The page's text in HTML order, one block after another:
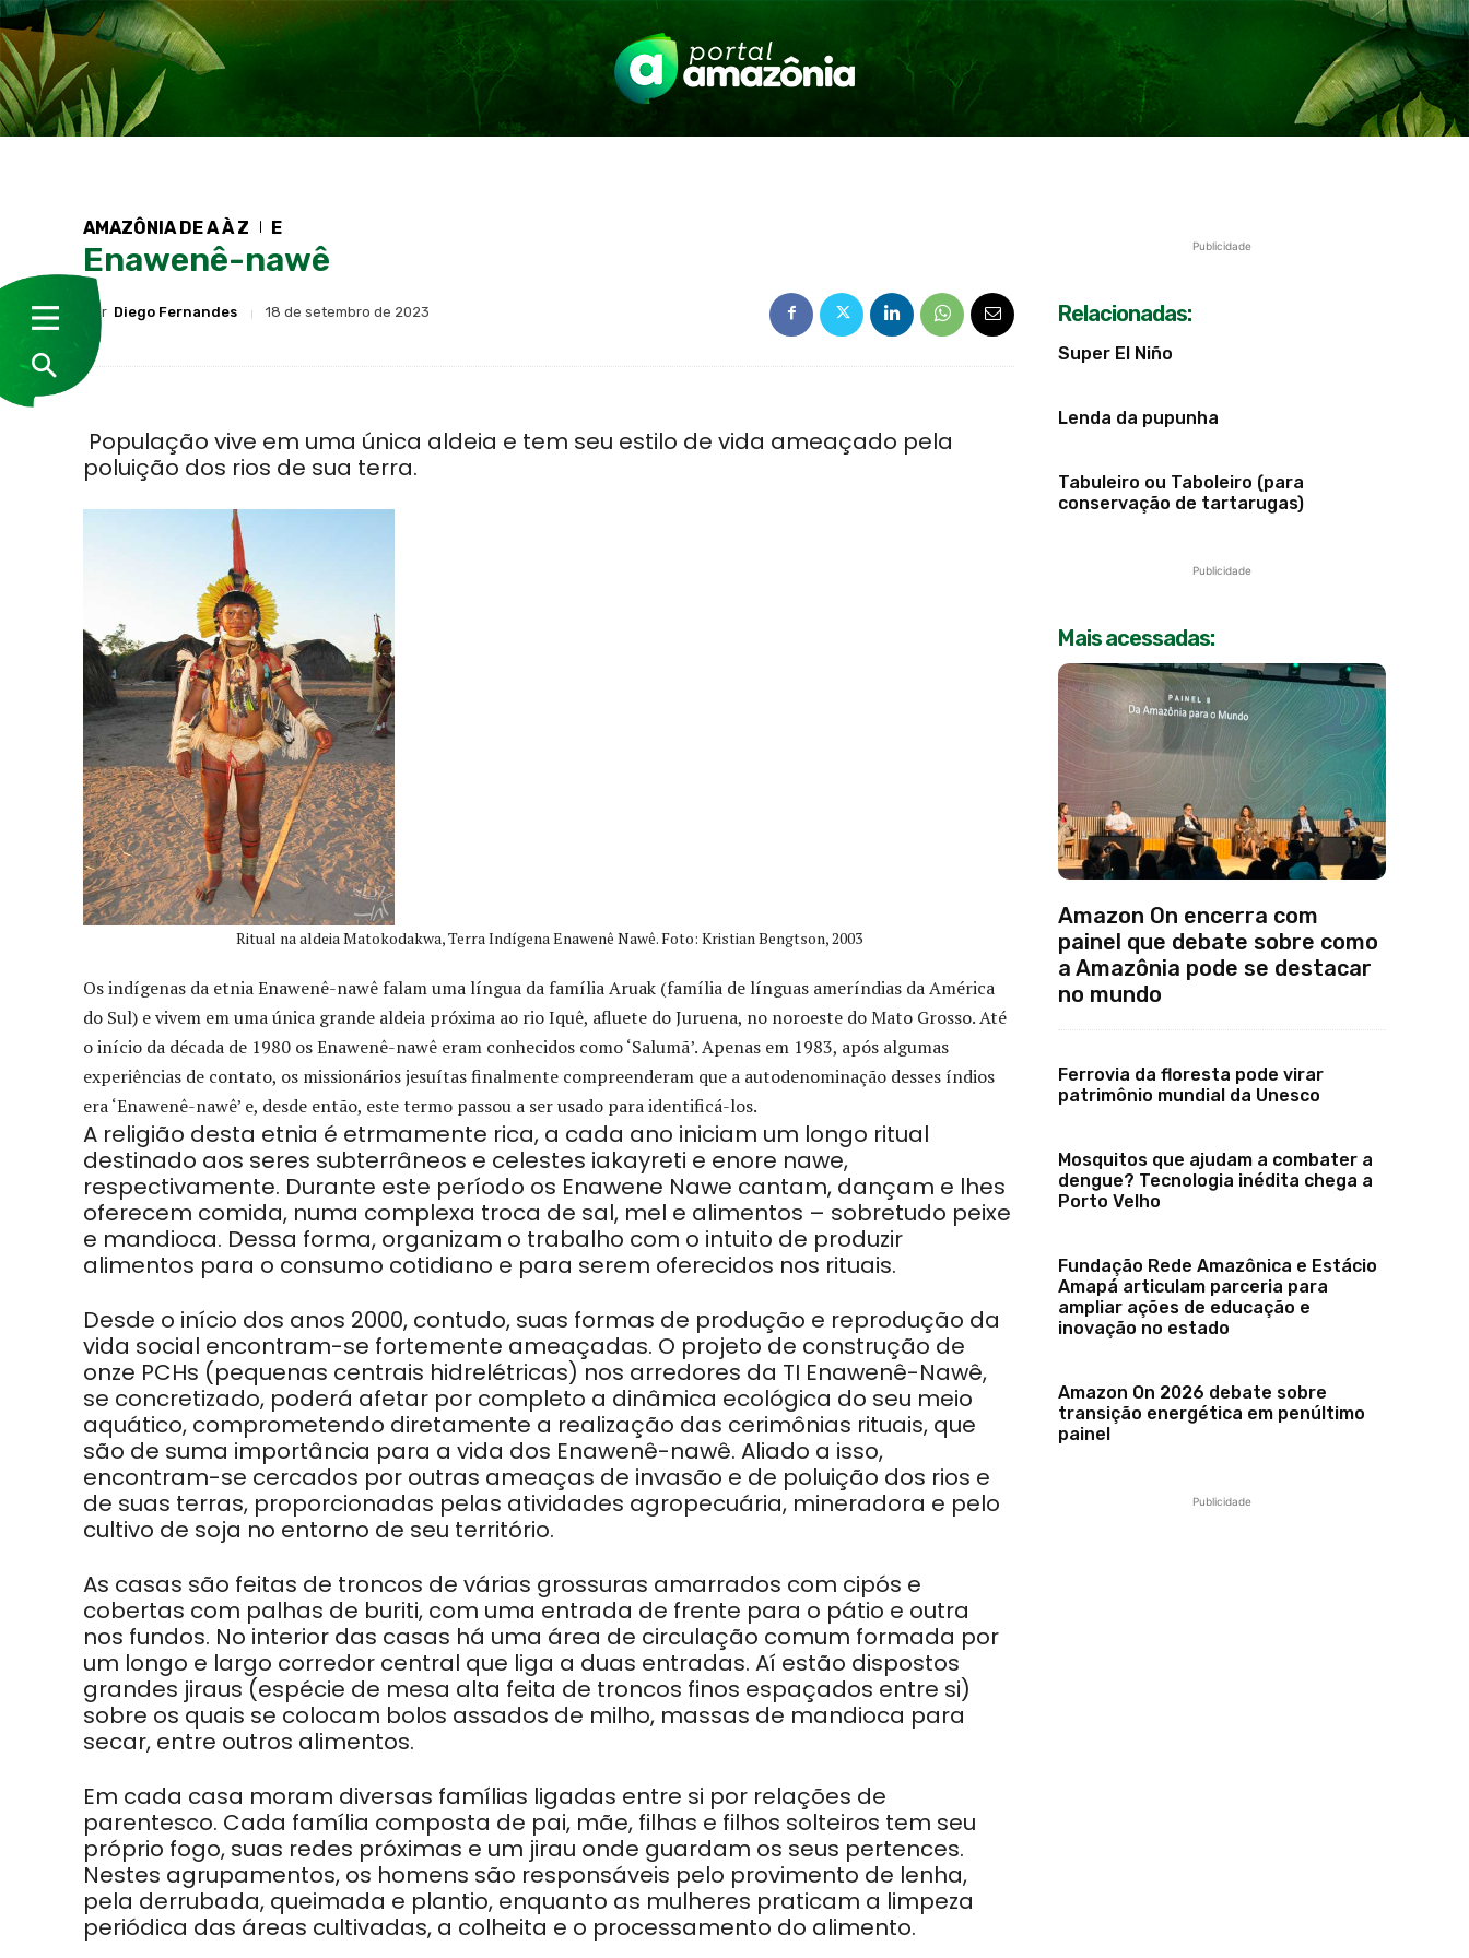
AMAZÔNIA DE A À Z E
Enawenê-nawê
Por Diego Fernandes 18 de setembro de 2023
População vive em uma única aldeia e tem seu estilo de vida ameaçado pela
poluição dos rios de sua terra.
Ritual na aldeia Matokodakwa, Terra Indígena Enawenê Nawê. Foto: Kristian Bengtson, 2003
Os indígenas da etnia Enawenê-nawê falam uma língua da família Aruak (família de línguas ameríndias da América
do Sul) e vivem em uma única grande aldeia próxima ao rio Iquê, afluete do Juruena, no noroeste do Mato Grosso. Até
o início da década de 1980 os Enawenê-nawê eram conhecidos como ‘Salumã’. Apenas em 1983, após algumas
experiências de contato, os missionários jesuítas finalmente compreenderam que a autodenominação desses índios
era ‘Enawenê-nawê’ e, desde então, este termo passou a ser usado para identificá-los.
A religião desta etnia é etrmamente rica, a cada ano iniciam um longo ritual
destinado aos seres subterrâneos e celestes iakayreti e enore nawe,
respectivamente. Durante este período os Enawene Nawe cantam, dançam e lhes
oferecem comida, numa complexa troca de sal, mel e alimentos – sobretudo peixe
e mandioca. Dessa forma, organizam o trabalho com o intuito de produzir
alimentos para o consumo cotidiano e para serem oferecidos nos rituais.
Desde o início dos anos 2000, contudo, suas formas de produção e reprodução da
vida social encontram-se fortemente ameaçadas. O projeto de construção de
onze PCHs (pequenas centrais hidrelétricas) nos arredores da TI Enawenê-Nawê,
se concretizado, poderá afetar por completo a dinâmica ecológica do seu meio
aquático, comprometendo diretamente a realização das cerimônias rituais, que
são de suma importância para a vida dos Enawenê-nawê. Aliado a isso,
encontram-se cercados por outras ameaças de invasão e de poluição dos rios e
de suas terras, proporcionadas pelas atividades agropecuária, mineradora e pelo
cultivo de soja no entorno de seu território.
As casas são feitas de troncos de várias grossuras amarrados com cipós e
cobertas com palhas de buriti, com uma entrada de frente para o pátio e outra
nos fundos. No interior das casas há uma área de circulação comum formada por
um longo e largo corredor central que liga a duas entradas. Aí estão dispostos
grandes jiraus (espécie de mesa alta feita de troncos finos espaçados entre si)
sobre os quais se colocam bolos assados de milho, massas de mandioca para
secar, entre outros alimentos.
Em cada casa moram diversas famílias ligadas entre si por relações de
parentesco. Cada família composta de pai, mãe, filhas e filhos solteiros tem seu
próprio fogo, suas redes próximas e um jirau onde guardam os seus pertences.
Nestes agrupamentos, os homens são responsáveis pelo provimento de lenha,
pela derrubada, queimada e plantio, enquanto as mulheres praticam a limpeza
periódica das áreas cultivadas, a colheita e o processamento do alimento.
Publicidade
Relacionadas:
Super El Niño
Lenda da pupunha
Tabuleiro ou Taboleiro (para
conservação de tartarugas)
Publicidade
Mais acessadas:
Amazon On encerra com
painel que debate sobre como
a Amazônia pode se destacar
no mundo
Ferrovia da floresta pode virar
patrimônio mundial da Unesco
Mosquitos que ajudam a combater a
dengue? Tecnologia inédita chega a
Porto Velho
Fundação Rede Amazônica e Estácio
Amapá articulam parceria para
ampliar ações de educação e
inovação no estado
Amazon On 2026 debate sobre
transição energética em penúltimo
painel
Publicidade